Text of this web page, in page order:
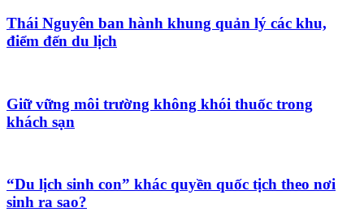
Thái Nguyên ban hành khung quản lý các khu,
điểm đến du lịch
Giữ vững môi trường không khói thuốc trong
khách sạn
“Du lịch sinh con” khác quyền quốc tịch theo nơi
sinh ra sao?